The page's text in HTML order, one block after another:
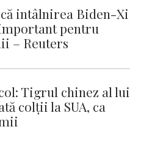
intâlnirea Biden-Xi
pentru
– Reuters
Tigrul chinez al lui
colții la SUA, ca